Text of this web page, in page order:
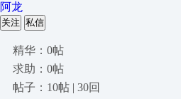
阿龙
关注 私信
精华：0帖
求助：0帖
帖子：10帖 | 30回